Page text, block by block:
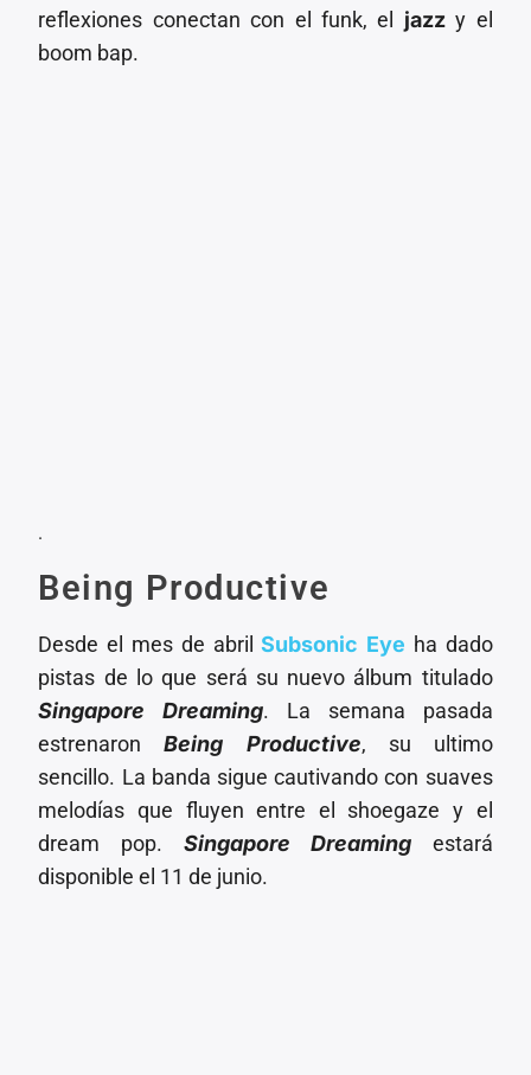
reflexiones conectan con el funk, el
jazzy el
boom bap.
.
Being Productive
Desde el mes de abrilSubsonic Eye ha dado
pistas de lo que será su nuevo álbum titulado
Singapore Dreaming. La semana pasada
estrenaronBeing Productive, su ultimo
sencillo. La banda sigue cautivando con suaves
melodías que fluyen entre el shoegaze y el
dream pop. Singapore Dreaming estará
disponible el 11 de junio.